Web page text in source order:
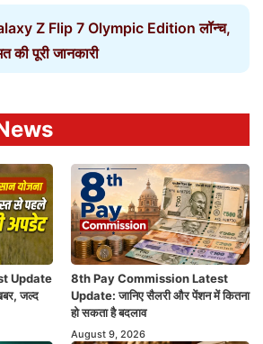
Z Flip 7 Olympic Edition लॉन्च,
की पूरी जानकारी
Update
जल्द
8th Pay Commission Latest
Update: जानिए सैलरी और पेंशन में कितना
हो सकता है बदलाव
August 9, 2026